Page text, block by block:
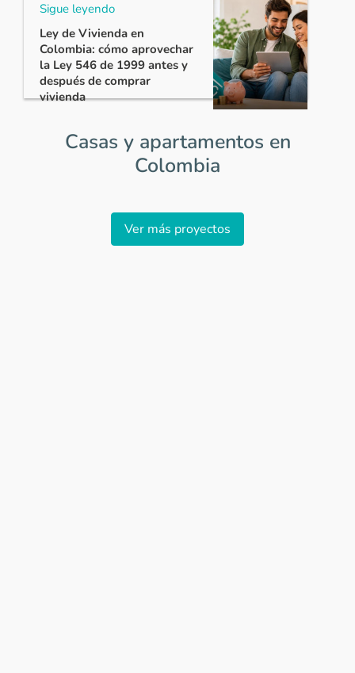
Sigue leyendo
Ley de Vivienda en
Colombia: cómo aprovechar
la Ley 546 de 1999 antes y
después de comprar
vivienda
Casas y apartamentos en
Colombia
Ver más proyectos